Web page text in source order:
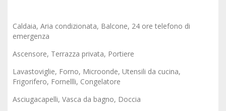
Caldaia, Aria condizionata, Balcone, 24 ore telefono di
emergenza
Ascensore, Terrazza privata, Portiere
Lavastoviglie, Forno, Microonde, Utensili da cucina,
Frigorifero, Fornellli, Congelatore
Asciugacapelli, Vasca da bagno, Doccia